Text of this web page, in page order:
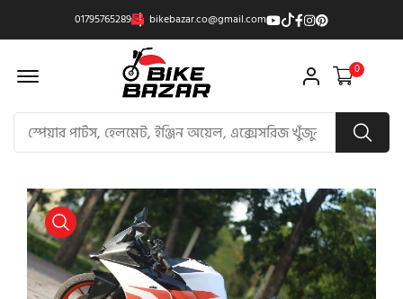
01795765289 bikebazar.co@gmail.com
Offcanvas Menu Open 0
product view